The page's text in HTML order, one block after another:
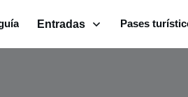
Entradas Pases